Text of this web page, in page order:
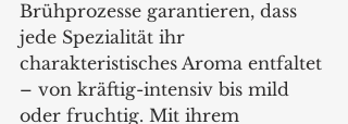
Brühprozesse garantieren, dass
jede Spezialität ihr
charakteristisches Aroma entfaltet
– von kräftig-intensiv bis mild
oder fruchtig. Mit ihrem